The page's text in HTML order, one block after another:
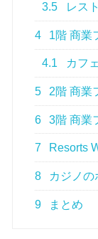
3.5 レス
4 1階 商業
4.1 カフェ
5 2階 商業
6 3階 商業
7 Resorts
8 カジノの
9 まとめ